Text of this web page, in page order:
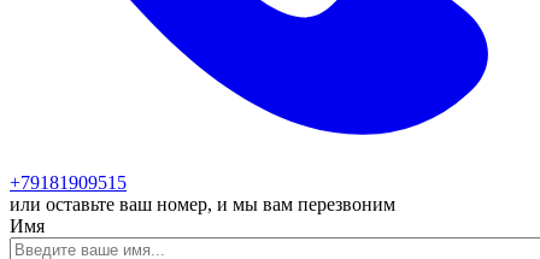
+79181909515
или оставьте ваш номер, и мы вам перезвоним
Имя